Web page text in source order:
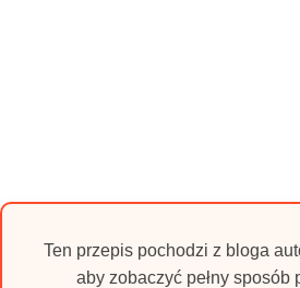
Ten przepis pochodzi z bloga
aby zobaczyć pełny sposób